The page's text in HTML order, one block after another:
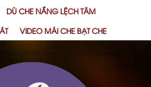
DÙ CHE NẮNG LỆCH TÂM
VIDEO MÁI CHE BẠT CHE